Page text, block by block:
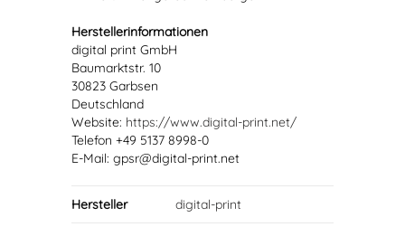
Herstellerinformationen
digital print GmbH
Baumarktstr. 10
30823 Garbsen
Deutschland
Website: https://www.digital-print.net/
Telefon +49 5137 8998-0
E-Mail: gpsr@digital-print.net
Hersteller digital-print